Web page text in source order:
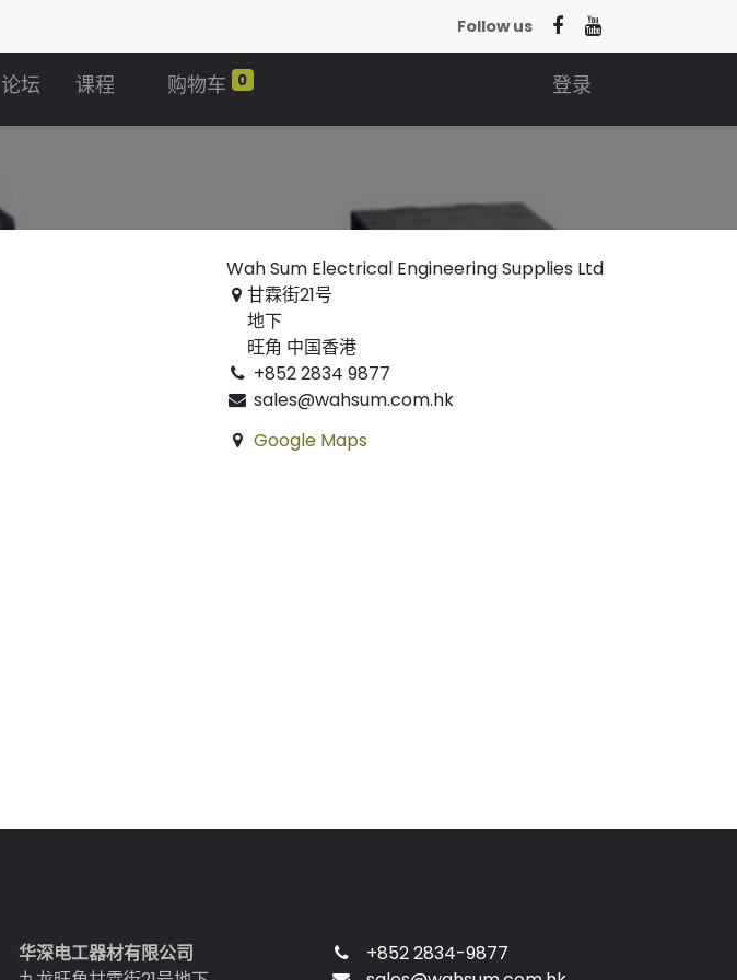
Follow us
论坛 课程 购物车 0 登录
Wah Sum Electrical Engineering Supplies Ltd
甘霖街21号
地下
旺角 中国香港
+852 2834 9877
sales@wahsum.com.hk
Google Maps
华深电工器材有限公司
+852 2834-9877